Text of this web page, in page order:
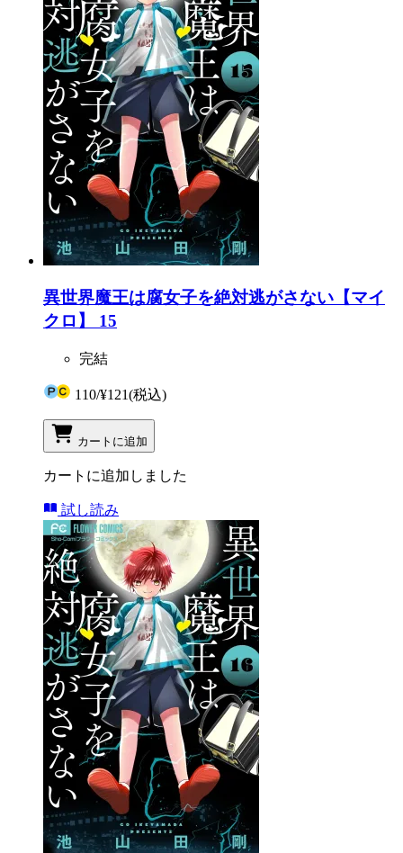
異世界魔王は腐女子を絶対逃がさない【マイ
クロ】 15
完結
110/¥121(税込)
カートに追加
カートに追加しました
試し読み